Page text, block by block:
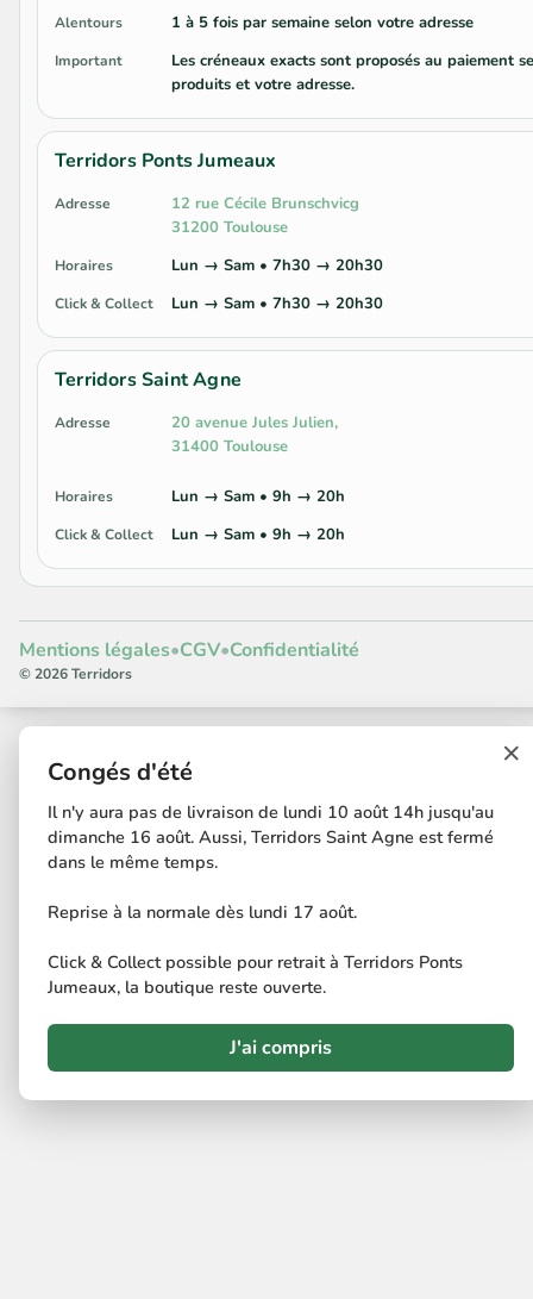
Alentours 1 à 5 fois par semaine selon votre adresse
Important
Les créneaux exacts sont proposés au paiement
produits et votre adresse.
Terridors Ponts Jumeaux
Adresse
12 rue Cécile Brunschvicg
31200 Toulouse
Horaires Lun → Sam • 7h30 → 20h30
Click & Collect Lun → Sam • 7h30 → 20h30
Terridors Saint Agne
Adresse
20 avenue Jules Julien,
31400 Toulouse
Horaires Lun → Sam • 9h → 20h
Click & Collect Lun → Sam • 9h → 20h
Mentions légales•CGV•Confidentialité
© 2026 Terridors
×
Congés d'été
Il n'y aura pas de livraison de lundi 10 août 14h jusqu'au
dimanche 16 août. Aussi, Terridors Saint Agne est fermé
dans le même temps.
Reprise à la normale dès lundi 17 août.
Click & Collect possible pour retrait à Terridors Ponts
Jumeaux, la boutique reste ouverte.
J'ai compris